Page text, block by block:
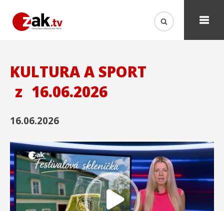
KULTURA A SPORT
z 16.06.2026
16.06.2026